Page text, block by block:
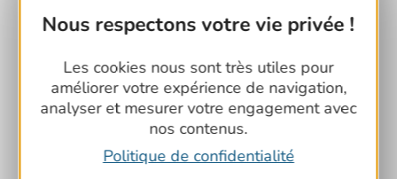
Nous respectons votre vie privée !
Les cookies nous sont très utiles pour
améliorer votre expérience de navigation,
analyser et mesurer votre engagement avec
nos contenus.
Politique de confidentialité
Week-ends et vacances
dans le Gard !